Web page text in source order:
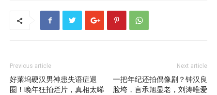
Previous article
好莱坞硬汉男神患失语症退
圈！晚年狂拍烂片，真相太唏
Next article
一把年纪还拍偶像剧？钟汉良
脸垮，言承旭显老，刘涛唯爱